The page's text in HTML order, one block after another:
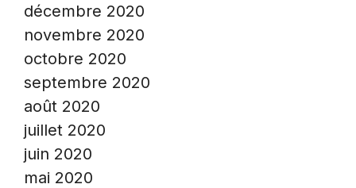
décembre 2020
novembre 2020
octobre 2020
septembre 2020
août 2020
juillet 2020
juin 2020
mai 2020